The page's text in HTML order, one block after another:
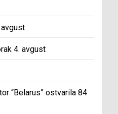
4. avgust
“Belarus” ostvarila 84